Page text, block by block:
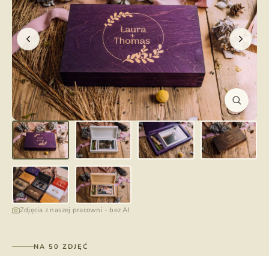
Zdjęcia z naszej pracowni - bez AI
NA 50 ZDJĘĆ